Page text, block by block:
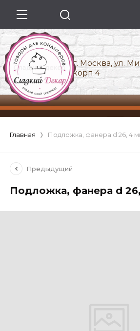
г. Москва, ул.
корп 4
Главная Подложка, фанера d 26, 4
Предыдущий
Подложка, фанера d